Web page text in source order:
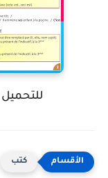
للتحميل
كتب